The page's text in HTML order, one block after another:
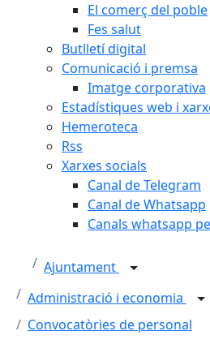
El comerç del poble
Fes salut
Butlletí digital
Comunicació i premsa
Imatge corporativa
Estadístiques web i
Hemeroteca
Rss
Xarxes socials
Canal de Telegram
Canal de Whatsapp
Canals whatsapp
Ajuntament
Administració i economia
Convocatòries de personal